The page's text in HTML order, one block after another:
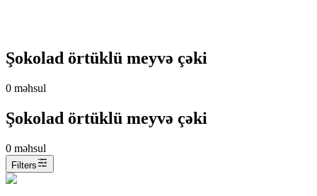
Şokolad örtüklü meyvə çəki
0 məhsul
Şokolad örtüklü meyvə çəki
0 məhsul
Filters